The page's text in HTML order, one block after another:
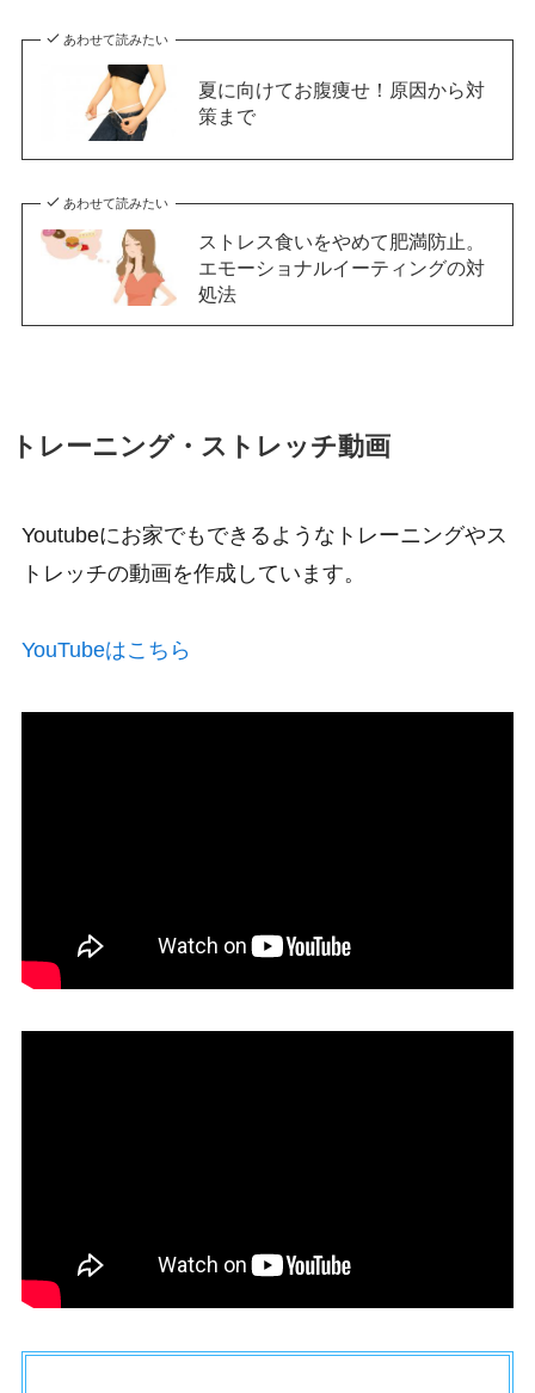
あわせて読みたい
夏に向けてお腹痩せ！原因から対
策まで
あわせて読みたい
ストレス食いをやめて肥満防止。
エモーショナルイーティングの対
処法
トレーニング・ストレッチ動画
Youtubeにお家でもできるようなトレーニングやス
トレッチの動画を作成しています。
YouTubeはこちら